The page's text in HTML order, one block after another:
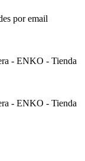
por email